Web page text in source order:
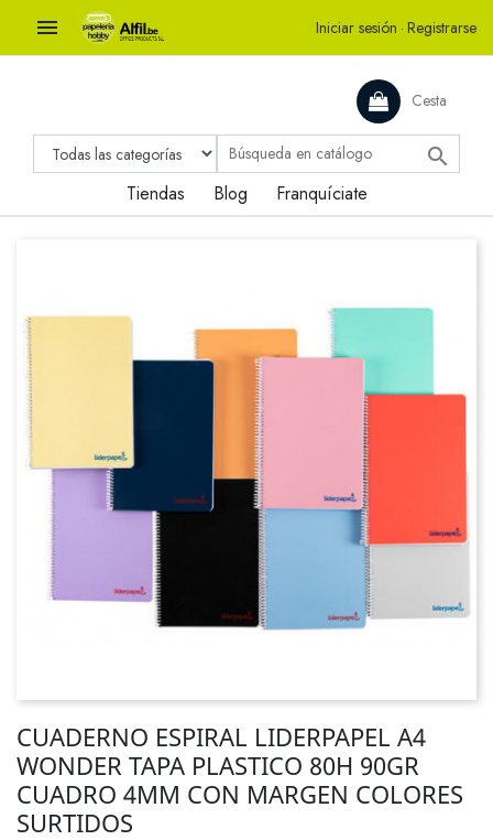
 Iniciar sesión · Registrarse
Cesta

Tiendas Blog Franquíciate
CUADERNO ESPIRAL LIDERPAPEL A4
WONDER TAPA PLASTICO 80H 90GR
CUADRO 4MM CON MARGEN COLORES
SURTIDOS